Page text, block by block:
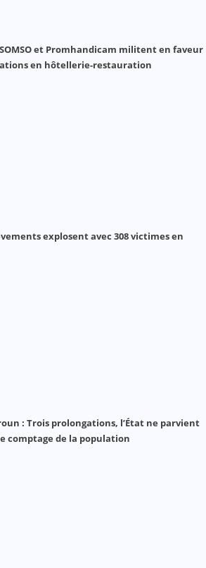
et Promhandicam militent en faveur
en hôtellerie-restauration
explosent avec 308 victimes en
: Trois prolongations, l’État ne parvient
comptage de la population